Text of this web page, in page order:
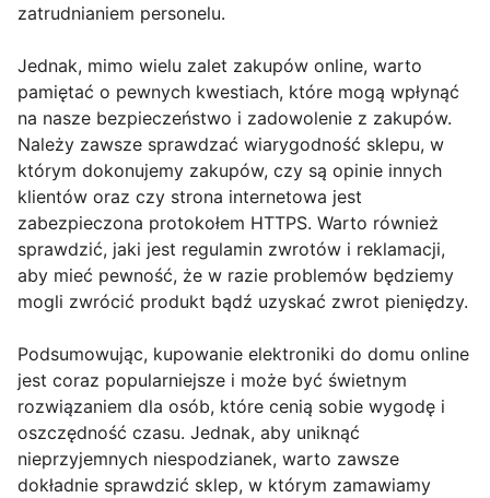
zatrudnianiem personelu.
Jednak, mimo wielu zalet zakupów online, warto
pamiętać o pewnych kwestiach, które mogą wpłynąć
na nasze bezpieczeństwo i zadowolenie z zakupów.
Należy zawsze sprawdzać wiarygodność sklepu, w
którym dokonujemy zakupów, czy są opinie innych
klientów oraz czy strona internetowa jest
zabezpieczona protokołem HTTPS. Warto również
sprawdzić, jaki jest regulamin zwrotów i reklamacji,
aby mieć pewność, że w razie problemów będziemy
mogli zwrócić produkt bądź uzyskać zwrot pieniędzy.
Podsumowując, kupowanie elektroniki do domu online
jest coraz popularniejsze i może być świetnym
rozwiązaniem dla osób, które cenią sobie wygodę i
oszczędność czasu. Jednak, aby uniknąć
nieprzyjemnych niespodzianek, warto zawsze
dokładnie sprawdzić sklep, w którym zamawiamy